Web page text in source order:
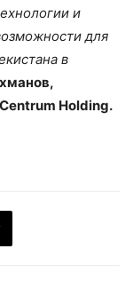
и
для
в
Holding.